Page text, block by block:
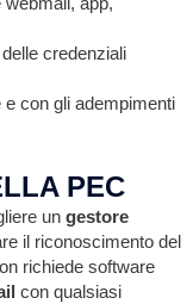
app,
credenziali
e con gli adempimenti
PEC
un gestore
il riconoscimento del
richiede software
con qualsiasi